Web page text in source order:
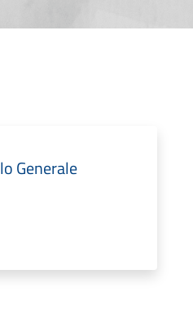
Generale